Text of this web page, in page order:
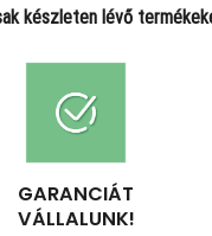
készleten lévő
GARANCIÁT
VÁLLALUNK!